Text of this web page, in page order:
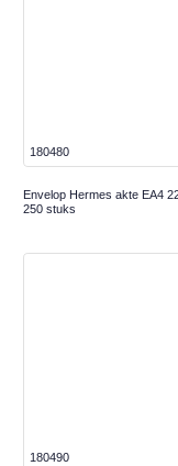
180480
Envelop Hermes akte EA4
250 stuks
180490